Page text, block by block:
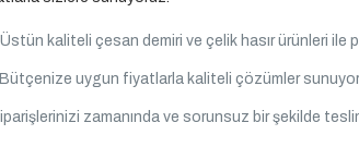
kaliteli çesan demiri ve çelik hasır ürünleri ile
uygun fiyatlarla kaliteli çözümler
zamanında ve sorunsuz bir şekilde